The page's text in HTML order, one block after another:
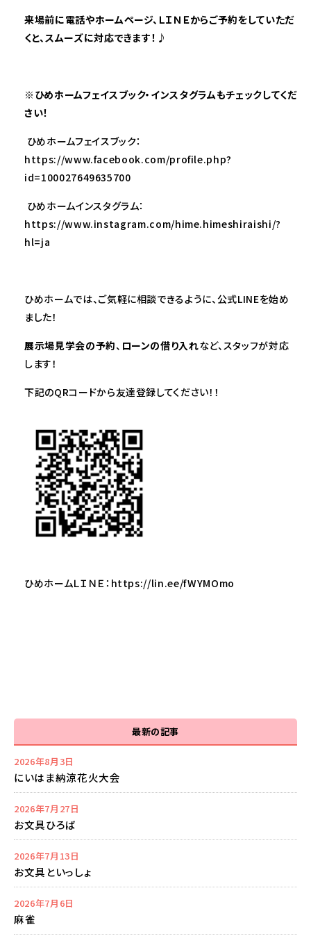
来場前に電話やホームページ、ＬＩＮＥからご予約をしていただ
くと、スムーズに対応できます！♪
※ ひめホームフェイスブック・インスタグラムもチェックしてくだ
さい！
ひめホームフェイスブック：
https://www.facebook.com/profile.php?
id=100027649635700
ひめホームインスタグラム：
https://www.instagram.com/hime.himeshiraishi/?
hl=ja
ひめホームでは、ご気軽に相談できるように、公式LINEを始め
ました！
展示場見学会の予約、 ローンの借り入れなど、スタッフが対応
します！
下記のQRコードから友達登録してください！！
ひめホームＬＩＮＥ： https://lin.ee/fWYMOmo
最新の記事
2026年8月3日
にいはま納涼花火大会
2026年7月27日
お文具ひろば
2026年7月13日
お文具といっしょ
2026年7月6日
麻雀